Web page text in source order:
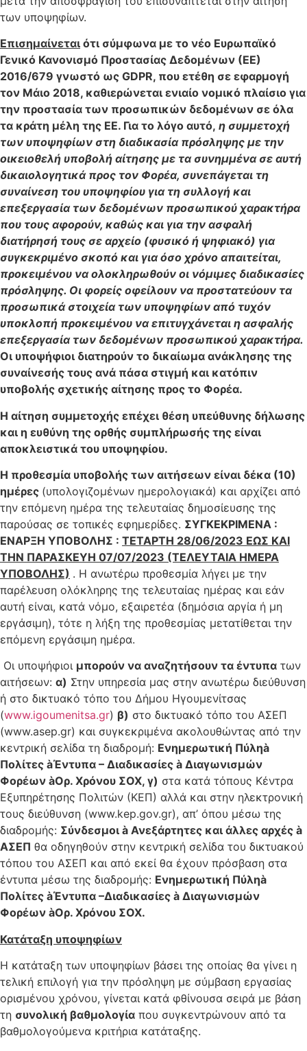
των υποψηφίων.
Επισημαίνεται ότι σύμφωνα με το νέο Ευρωπαϊκό
Γενικό Κανονισμό Προστασίας Δεδομένων (ΕΕ)
2016/679 γνωστό ως GDPR, που ετέθη σε εφαρμογή
τον Μάιο 2018, καθιερώνεται ενιαίο νομικό πλαίσιο για
την προστασία των προσωπικών δεδομένων σε όλα
τα κράτη μέλη της ΕΕ. Για το λόγο αυτό, η συμμετοχή
των υποψηφίων στη διαδικασία πρόσληψης με την
οικειοθελή υποβολή αίτησης με τα συνημμένα σε αυτή
δικαιολογητικά προς τον Φορέα, συνεπάγεται τη
συναίνεση του υποψηφίου για τη συλλογή και
επεξεργασία των δεδομένων προσωπικού χαρακτήρα
που τους αφορούν, καθώς και για την ασφαλή
διατήρησή τους σε αρχείο (φυσικό ή ψηφιακό) για
συγκεκριμένο σκοπό και για όσο χρόνο απαιτείται,
προκειμένου να ολοκληρωθούν οι νόμιμες διαδικασίες
πρόσληψης. Οι φορείς οφείλουν να προστατεύουν τα
προσωπικά στοιχεία των υποψηφίων από τυχόν
υποκλοπή προκειμένου να επιτυγχάνεται η ασφαλής
επεξεργασία των δεδομένων προσωπικού χαρακτήρα.
Οι υποψήφιοι διατηρούν το δικαίωμα ανάκλησης της
συναίνεσής τους ανά πάσα στιγμή και κατόπιν
υποβολής σχετικής αίτησης προς το Φορέα.
Η αίτηση συμμετοχής επέχει θέση υπεύθυνης δήλωσης
και η ευθύνη της ορθής συμπλήρωσής της είναι
αποκλειστικά του υποψηφίου.
Η προθεσμία υποβολής των αιτήσεων είναι δέκα (10)
ημέρες (υπολογιζομένων ημερολογιακά) και αρχίζει από
την επόμενη ημέρα της τελευταίας δημοσίευσης της
παρούσας σε τοπικές εφημερίδες. ΣΥΓΚΕΚΡΙΜΕΝΑ :
ΕΝΑΡΞΗ ΥΠΟΒΟΛΗΣ : ΤΕΤΑΡΤΗ 28/06/2023 ΕΩΣ ΚΑΙ
ΤΗΝ ΠΑΡΑΣΚΕΥΗ 07/07/2023 (ΤΕΛΕΥΤΑΙΑ ΗΜΕΡΑ
ΥΠΟΒΟΛΗΣ) . Η ανωτέρω προθεσμία λήγει με την
παρέλευση ολόκληρης της τελευταίας ημέρας και εάν
αυτή είναι, κατά νόμο, εξαιρετέα (δημόσια αργία ή μη
εργάσιμη), τότε η λήξη της προθεσμίας μετατίθεται την
επόμενη εργάσιμη ημέρα.
Οι υποψήφιοι μπορούν να αναζητήσουν τα έντυπα των
αιτήσεων: α) Στην υπηρεσία μας στην ανωτέρω διεύθυνση
ή στο δικτυακό τόπο του Δήμου Ηγουμενίτσας
(www.igoumenitsa.gr) β) στο δικτυακό τόπο του ΑΣΕΠ
(www.asep.gr) και συγκεκριμένα ακολουθώντας από την
κεντρική σελίδα τη διαδρομή: Ενημερωτική Πύληà
Πολίτες àΈντυπα – Διαδικασίες à Διαγωνισμών
Φορέων àΟρ. Χρόνου ΣΟΧ, γ) στα κατά τόπους Κέντρα
Εξυπηρέτησης Πολιτών (ΚΕΠ) αλλά και στην ηλεκτρονική
τους διεύθυνση (www.kep.gov.gr), απ’ όπου μέσω της
διαδρομής: Σύνδεσμοι à Ανεξάρτητες και άλλες αρχές à
ΑΣΕΠ θα οδηγηθούν στην κεντρική σελίδα του δικτυακού
τόπου του ΑΣΕΠ και από εκεί θα έχουν πρόσβαση στα
έντυπα μέσω της διαδρομής: Ενημερωτική Πύληà
Πολίτες àΈντυπα –Διαδικασίες à Διαγωνισμών
Φορέων àΟρ. Χρόνου ΣΟΧ.
Κατάταξη υποψηφίων
Η κατάταξη των υποψηφίων βάσει της οποίας θα γίνει η
τελική επιλογή για την πρόσληψη με σύμβαση εργασίας
ορισμένου χρόνου, γίνεται κατά φθίνουσα σειρά με βάση
τη συνολική βαθμολογία που συγκεντρώνουν από τα
βαθμολογούμενα κριτήρια κατάταξης.